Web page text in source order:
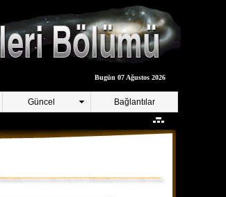
Bugün 07 Ağustos 2026
Güncel Bağlantılar